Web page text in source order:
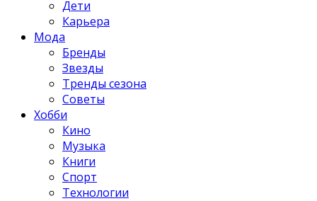
Дети
Карьера
Мода
Бренды
Звезды
Тренды сезона
Советы
Хобби
Кино
Музыка
Книги
Спорт
Технологии